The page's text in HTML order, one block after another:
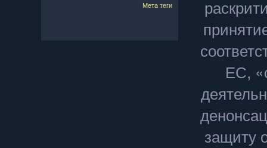
Мета теги
ЕС,
защиту